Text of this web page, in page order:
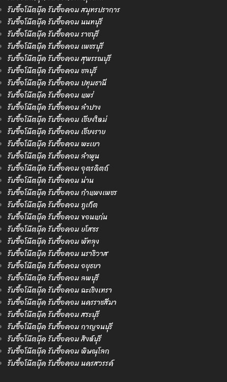
รับซื้อโน๊ตบุ๊ค รับซื้อคอม สมุทรปราการ
รับซื้อโน๊ตบุ๊ค รับซื้อคอม นนทบุรี
รับซื้อโน๊ตบุ๊ค รับซื้อคอม ราชบุรี
รับซื้อโน๊ตบุ๊ค รับซื้อคอม เพชรบุรี
รับซื้อโน๊ตบุ๊ค รับซื้อคอม สุพรรณบุรี
รับซื้อโน๊ตบุ๊ค รับซื้อคอม ชลบุรี
รับซื้อโน๊ตบุ๊ค รับซื้อคอม ปทุมธานี
รับซื้อโน๊ตบุ๊ค รับซื้อคอม แพร่
รับซื้อโน๊ตบุ๊ค รับซื้อคอม ลำปาง
รับซื้อโน๊ตบุ๊ค รับซื้อคอม เชียงใหม่
รับซื้อโน๊ตบุ๊ค รับซื้อคอม เชียงราย
รับซื้อโน๊ตบุ๊ค รับซื้อคอม พะเยา
รับซื้อโน๊ตบุ๊ค รับซื้อคอม ลำพูน
รับซื้อโน๊ตบุ๊ค รับซื้อคอม อุตรดิตถ์
รับซื้อโน๊ตบุ๊ค รับซื้อคอม น่าน
รับซื้อโน๊ตบุ๊ค รับซื้อคอม กำแพงเพชร
รับซื้อโน๊ตบุ๊ค รับซื้อคอม ภูเก็ต
รับซื้อโน๊ตบุ๊ค รับซื้อคอม ขอนแก่น
รับซื้อโน๊ตบุ๊ค รับซื้อคอม ยโสธร
รับซื้อโน๊ตบุ๊ค รับซื้อคอม พัทลุง
รับซื้อโน๊ตบุ๊ค รับซื้อคอม นราธิวาส
รับซื้อโน๊ตบุ๊ค รับซื้อคอม อยุธยา
รับซื้อโน๊ตบุ๊ค รับซื้อคอม ลพบุรี
รับซื้อโน๊ตบุ๊ค รับซื้อคอม ฉะเชิงเทรา
รับซื้อโน๊ตบุ๊ค รับซื้อคอม นครราชสีมา
รับซื้อโน๊ตบุ๊ค รับซื้อคอม สระบุรี
รับซื้อโน๊ตบุ๊ค รับซื้อคอม กาญจนบุรี
รับซื้อโน๊ตบุ๊ค รับซื้อคอม สิงห์บุรี
รับซื้อโน๊ตบุ๊ค รับซื้อคอม พิษณุโลก
รับซื้อโน๊ตบุ๊ค รับซื้อคอม นครสวรรค์